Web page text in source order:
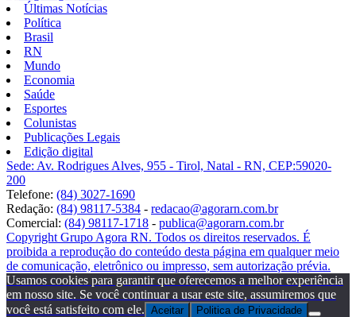
Últimas Notícias
Política
Brasil
RN
Mundo
Economia
Saúde
Esportes
Colunistas
Publicações Legais
Edição digital
Sede: Av. Rodrigues Alves, 955 - Tirol, Natal - RN, CEP:59020-
200
Telefone: (84) 3027-1690
Redação: (84) 98117-5384 - redacao@agorarn.com.br
Comercial: (84) 98117-1718 - publica@agorarn.com.br
Copyright Grupo Agora RN. Todos os direitos reservados. É
proibida a reprodução do conteúdo desta página em qualquer meio
de comunicação, eletrônico ou impresso, sem autorização prévia.
Usamos cookies para garantir que oferecemos a melhor experiência
em nosso site. Se você continuar a usar este site, assumiremos que
você está satisfeito com ele. Aceitar Politica de Privacidade